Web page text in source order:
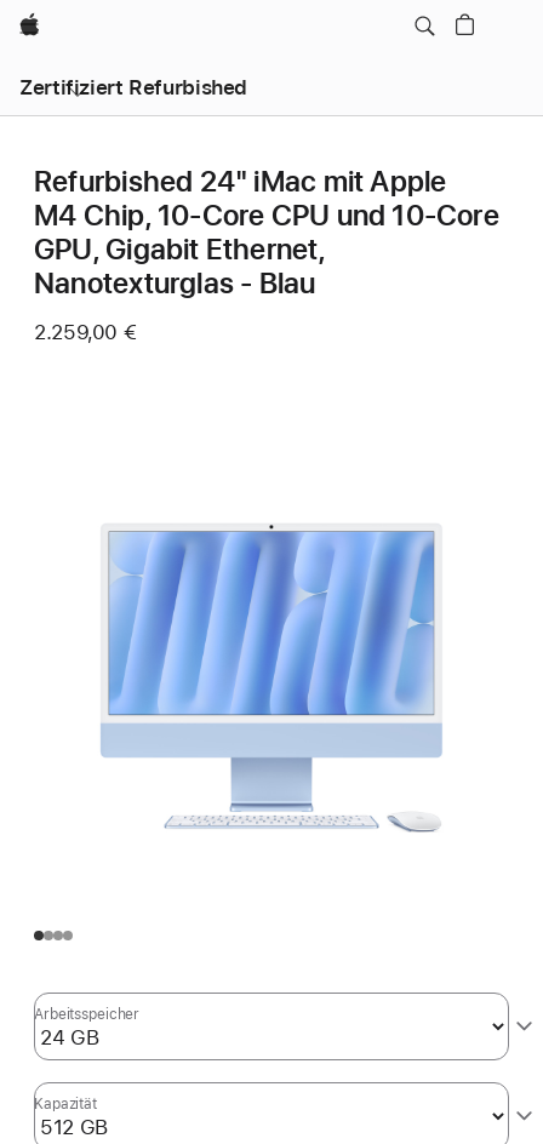
Apple
Zertifiziert Refurbished
Refurbished 24" iMac mit Apple
M4 Chip, 10‑Core CPU und 10‑Core
GPU, Gigabit Ethernet,
Nanotexturglas - Blau
2.259,00 €
Arbeitsspeicher
Kapazität